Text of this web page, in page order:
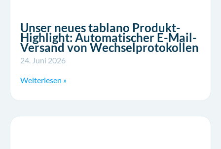
Unser neues tablano Produkt-
Highlight: Automatischer E-Mail-
Versand von Wechselprotokollen
24. Juni 2026
Weiterlesen »